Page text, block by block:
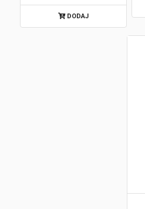
Swiss🇨🇭
Satovi
DODAJ